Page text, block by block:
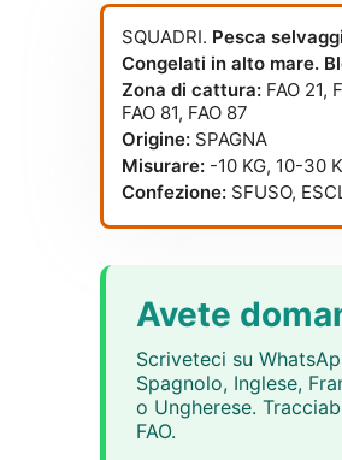
SQUADRI. Pesca
Congelati in alto mare.
Zona di cattura: FAO 21,
FAO 81, FAO 87
Origine: SPAGNA
Misurare: -10 KG, 10-30
Confezione: SFUSO,
Avete
Scriveteci su
Spagnolo, Inglese,
o Ungherese.
FAO.